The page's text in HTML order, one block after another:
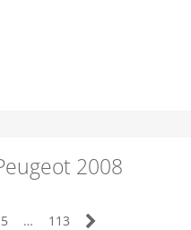
2008
5 … 113